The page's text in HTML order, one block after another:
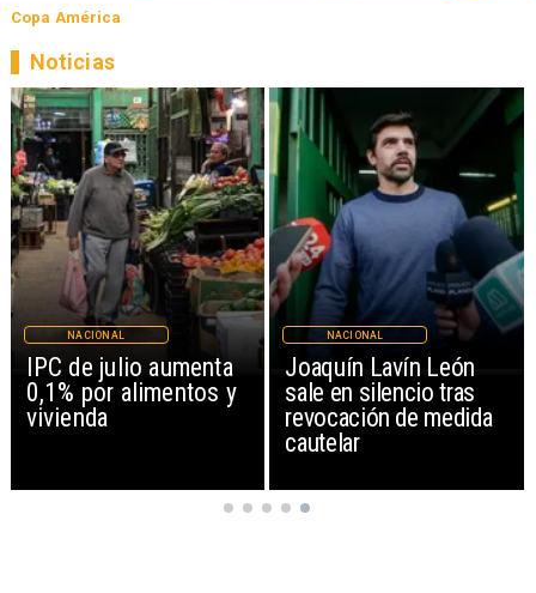
Copa América
IPC de julio aumenta
0,1% por alimentos y
vivienda
NACIONAL
Joaquín Lavín León
sale en silencio tras
revocación de medida
cautelar
NACIONAL
Noticias